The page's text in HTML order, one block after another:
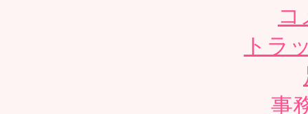
コ
トラ
事